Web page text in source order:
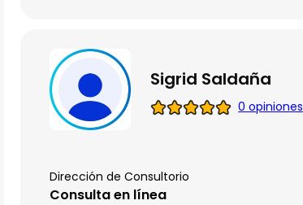
Sigrid Saldaña
0 opiniones
Dirección de Consultorio
Consulta en línea